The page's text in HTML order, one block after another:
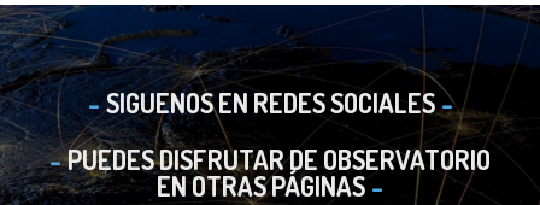
SIGUENOS EN REDES SOCIALES
PUEDES DISFRUTAR DE OBSERVATORIO
EN OTRAS PÁGINAS